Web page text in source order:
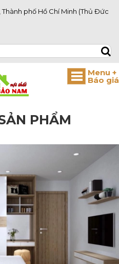
phố Hồ Chí Minh (Thủ Đức
PHẨM